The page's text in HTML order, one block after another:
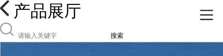
产品展厅
搜索